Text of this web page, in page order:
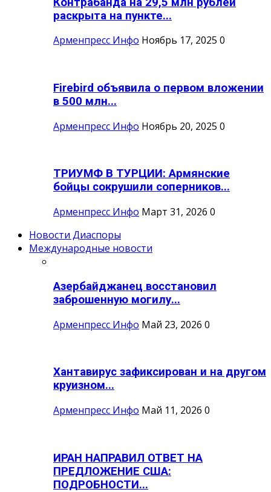
раскрыта на пункте...
Арменпресс Инфо Ноябрь 17, 2025 0
Firebird объявила о первом вложении
в 500 млн...
Арменпресс Инфо Ноябрь 20, 2025 0
ТРИУМФ В ТУРЦИИ: Армянские
бойцы сокрушили соперников...
Арменпресс Инфо Март 31, 2026 0
Новости Диаспоры
Международные новости
Азербайджанец восстановил
заброшенную могилу...
Арменпресс Инфо Май 23, 2026 0
Хантавирус зафиксирован и на другом
круизном...
Арменпресс Инфо Май 11, 2026 0
ИРАН НАПРАВИЛ ОТВЕТ НА
ПРЕДЛОЖЕНИЕ США:
ПОДРОБНОСТИ...